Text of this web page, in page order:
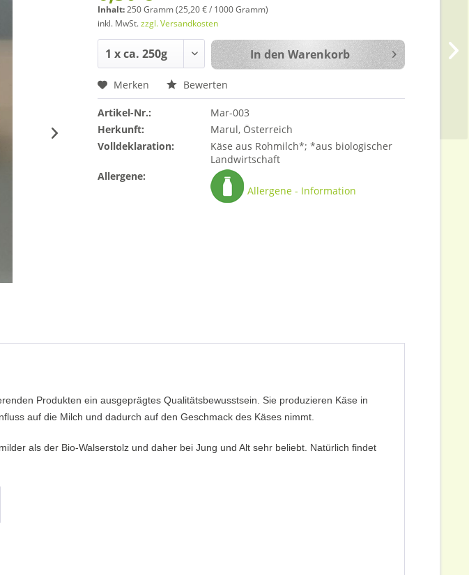
Inhalt:250 Gramm (25,20 € / 1000 Gramm)
inkl. MwSt.zzgl. Versandkosten
In den Warenkorb
Merken Bewerten
Artikel-Nr.:
Mar-003
Herkunft:
Marul, Österreich
Volldeklaration:
Käse aus Rohmilch*; *aus biologischer
Landwirtschaft
Allergene:
Allergene - Information
Produkten ein ausgeprägtes Qualitäts­bewusst­sein. Sie produzieren Käse in
auf die Milch und dadurch auf den Geschmack des Käses nimmt.
als der Bio-Walserstolz und daher bei Jung und Alt sehr beliebt. Natürlich findet